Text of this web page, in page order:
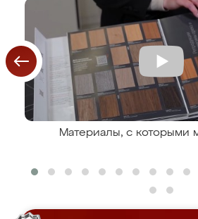
Материалы, с которыми